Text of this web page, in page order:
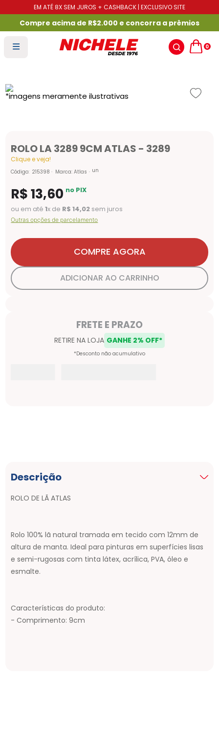
EM ATÉ 8X SEM JUROS + CASHBACK | EXCLUSIVO SITE
Compre acima de R$2.000 e concorra a prêmios
0
ROLO LA 3289 9CM ATLAS - 3289
Clique e veja!
Código: 215398 Marca:Atlas un
R$13,60 no PIX
ou em até1x de R$ 14,02 sem juros
Outras opções de parcelamento
COMPRE AGORA
ADICIONAR AO CARRINHO
Descrição
ROLO DE LÃ ATLAS
Rolo 100% lã natural tramada em tecido com 12mm de
altura de manta. Ideal para pinturas em superfícies lisas
e semi-rugosas com tinta látex, acrílica, PVA, óleo e
esmalte.
Características do produto:
- Comprimento: 9cm